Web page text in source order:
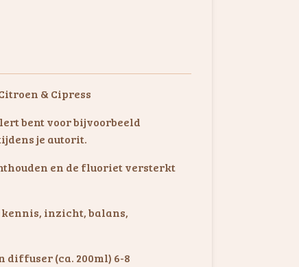
& Cipress
bent voor bijvoorbeeld
je autorit.
en de fluoriet versterkt
inzicht, balans,
diffuser (ca. 200ml) 6-8